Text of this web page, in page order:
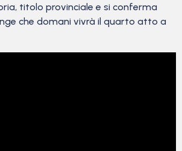
titolo provinciale e si conferma
che domani vivrà il quarto atto a